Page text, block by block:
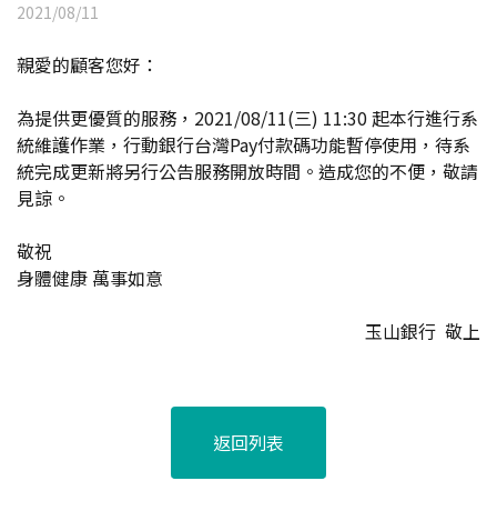
2021/08/11
親愛的顧客您好：
為提供更優質的服務，2021/08/11(三) 11:30 起本行進行系
統維護作業，行動銀行台灣Pay付款碼功能暫停使用，待系
統完成更新將另行公告服務開放時間。造成您的不便，敬請
見諒。
敬祝
身體健康 萬事如意
玉山銀行 敬上
返回列表